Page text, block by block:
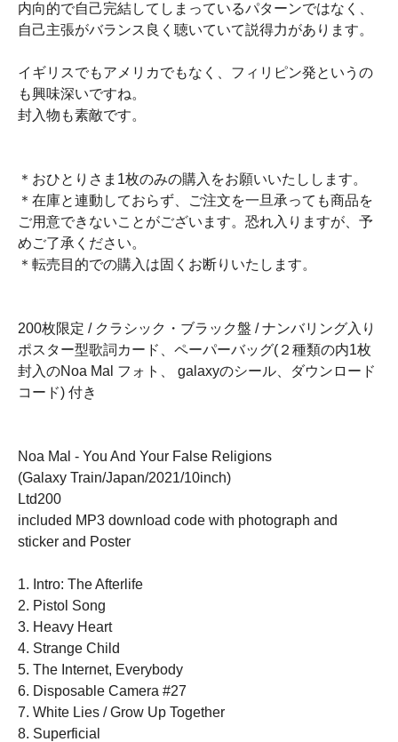
内向的で自己完結してしまっているパターンではなく、
自己主張がバランス良く聴いていて説得力があります。
イギリスでもアメリカでもなく、フィリピン発というの
も興味深いですね。
封入物も素敵です。
＊おひとりさま1枚のみの購入をお願いいたしします。
＊在庫と連動しておらず、ご注文を一旦承っても商品を
ご用意できないことがございます。恐れ入りますが、予
めご了承ください。
＊転売目的での購入は固くお断りいたします。
200枚限定 / クラシック・ブラック盤 / ナンバリング入り
ポスター型歌詞カード、ペーパーバッグ(２種類の内1枚
封入のNoa Mal フォト、 galaxyのシール、ダウンロード
コード) 付き
Noa Mal - You And Your False Religions
(Galaxy Train/Japan/2021/10inch)
Ltd200
included MP3 download code with photograph and
sticker and Poster
1. Intro: The Afterlife
2. Pistol Song
3. Heavy Heart
4. Strange Child
5. The Internet, Everybody
6. Disposable Camera #27
7. White Lies / Grow Up Together
8. Superficial